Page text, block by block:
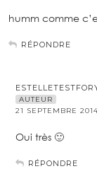
humm comme
RÉPONDRE
AUTEUR
21 SEPTEMBRE
Oui très 🙂
RÉPONDRE